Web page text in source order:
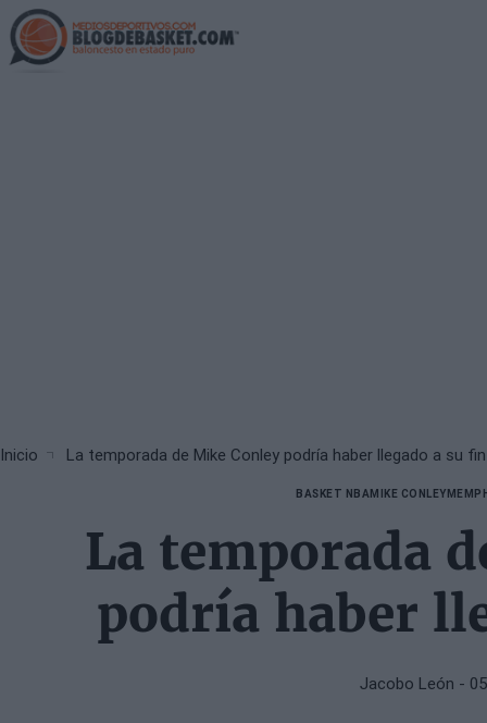
Skip
to
main
Breadcrumb
Inicio La temporada de Mike Conley podría haber llegado a su fin
BASKET NBAMIKE CONLEY
La temporada
podría haber
Jacobo León -